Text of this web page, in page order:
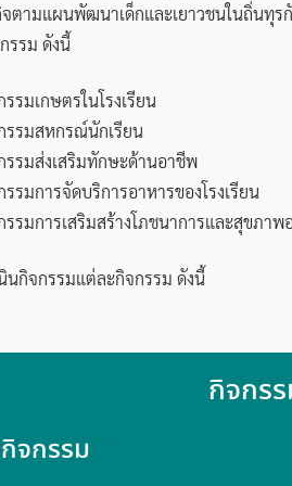
ตามแผนพัฒนาเด็กและเยาวชนในถิ่นทุร
รรม ดังนี้
รมเกษตรในโรงเรียน
รรมสหกรณ์นักเรียน
รรมส่งเสริมทักษะด้านอาชีพ
รมการจัดบริการอาหารของโรงเรียน
รรมการเสริมสร้างโภชนาการและสุขภาพ
นกิจกรรมแต่ละกิจกรรม ดังนี้
กิจกร
จกรรม